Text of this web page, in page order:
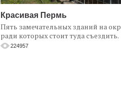
Красивая Пермь
Пять замечательных зданий на
ради которых стоит туда съездить.
224957